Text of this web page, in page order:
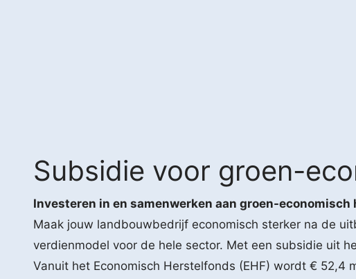
Subsidie voor groen-
Investeren in en samenwerken aan groen-economisch
Maak jouw landbouwbedrijf economisch sterker na de
verdienmodel voor de hele sector. Met een subsidie uit
Vanuit het Economisch Herstelfonds (EHF) wordt € 52,4